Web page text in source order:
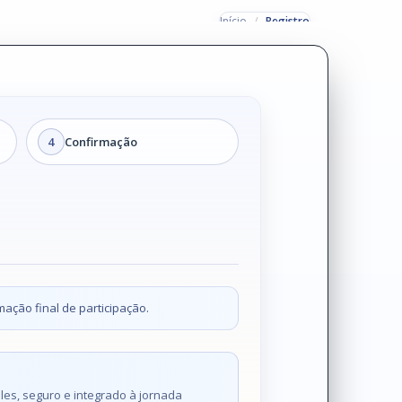
Início Registro
4 Confirmação
final de participação.
seguro e integrado à jornada